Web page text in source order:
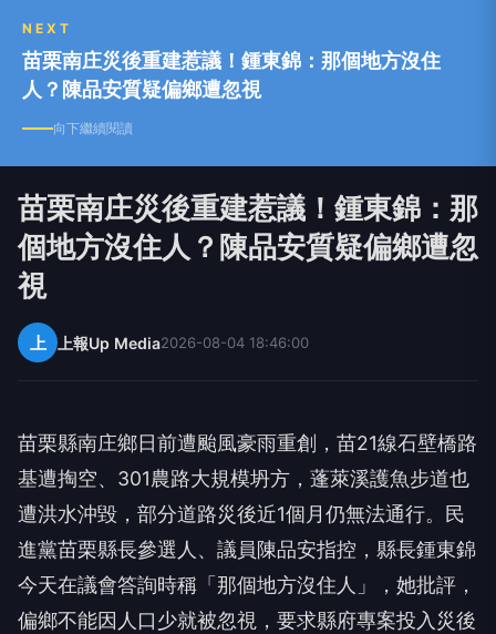
NEXT
苗栗南庄災後重建惹議！鍾東錦：那個地方沒住
人？陳品安質疑偏鄉遭忽視
向下繼續閱讀
苗栗南庄災後重建惹議！鍾東錦：那
個地方沒住人？陳品安質疑偏鄉遭忽
視
上 上報Up Media2026-08-04 18:46:00
苗栗縣南庄鄉日前遭颱風豪雨重創，苗21線石壁橋路
基遭掏空、301農路大規模坍方，蓬萊溪護魚步道也
遭洪水沖毀，部分道路災後近1個月仍無法通行。民
進黨苗栗縣長參選人、議員陳品安指控，縣長鍾東錦
今天在議會答詢時稱「那個地方沒住人」，她批評，
偏鄉不能因人口少就被忽視，要求縣府專案投入災後